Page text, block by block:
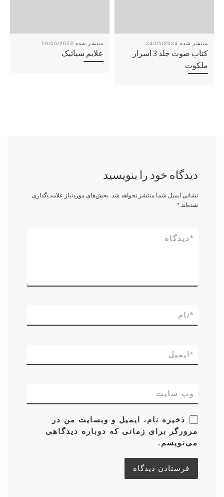
19/06/2023
علایم سیاتیک
24/05/2024
کتاب صوت جلد 3 اسرار
ملکوت
دیدگاه خود را بنویسید
نشانی ایمیل شما منتشر نخواهد شد. بخش‌های موردنیاز علامت‌گذاری
شده‌اند*
دیدگاه*
نام*
ایمیل *
وب‌ سایت
ذخیره نام، ایمیل و وبسایت من در
مرورگر برای زمانی که دوباره دیدگاهی
می‌نویسم.